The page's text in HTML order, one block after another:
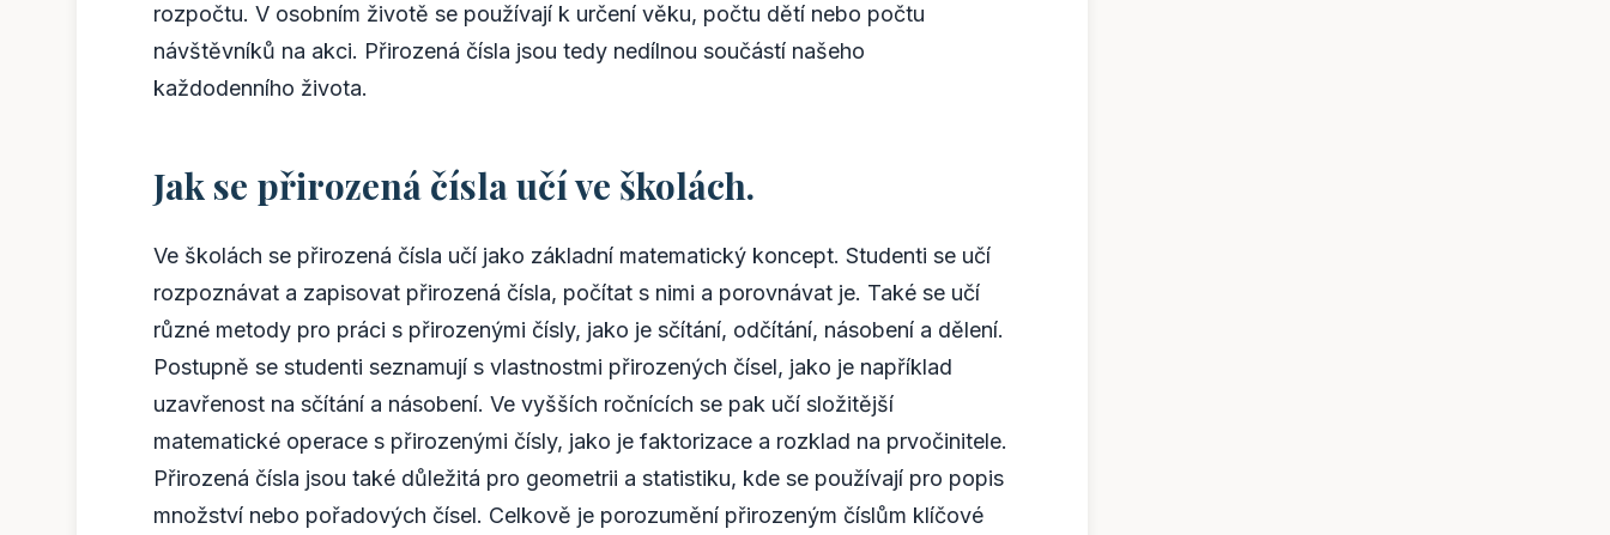
rozpočtu. V osobním životě se používají k určení věku, počtu dětí nebo počtu
návštěvníků na akci. Přirozená čísla jsou tedy nedílnou součástí našeho
každodenního života.
Jak se přirozená čísla učí ve školách.
Ve školách se přirozená čísla učí jako základní matematický koncept. Studenti se učí
rozpoznávat a zapisovat přirozená čísla, počítat s nimi a porovnávat je. Také se učí
různé metody pro práci s přirozenými čísly, jako je sčítání, odčítání, násobení a dělení.
Postupně se studenti seznamují s vlastnostmi přirozených čísel, jako je například
uzavřenost na sčítání a násobení. Ve vyšších ročnících se pak učí složitější
matematické operace s přirozenými čísly, jako je faktorizace a rozklad na prvočinitele.
Přirozená čísla jsou také důležitá pro geometrii a statistiku, kde se používají pro popis
množství nebo pořadových čísel. Celkově je porozumění přirozeným číslům klíčové